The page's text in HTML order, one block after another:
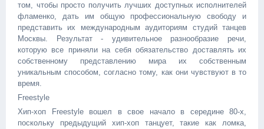
том, чтобы просто получить лучших доступных исполнителей
фламенко, дать им общую профессиональную свободу и
представить их международным аудиториям студий танцев
Москвы. Результат - удивительное разнообразие речи,
которую все приняли на себя обязательство доставлять их
собственному представлению мира их собственным
уникальным способом, согласно тому, как они чувствуют в то
время.
Freestyle
Хип-хоп Freestyle вошел в свое начало в середине 80-х,
поскольку предыдущий хип-хоп танцует, такие как ломка,